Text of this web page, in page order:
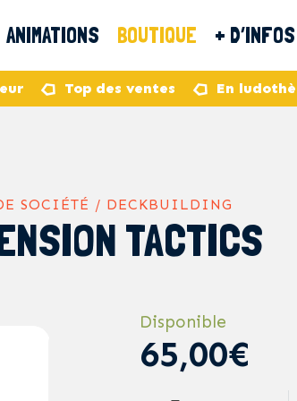
ANIMATIONS BOUTIQUE + D’INFOS
Top des ventes En
SOCIÉTÉ / DECKBUILDING
TACTICS
Disponible
65,00€